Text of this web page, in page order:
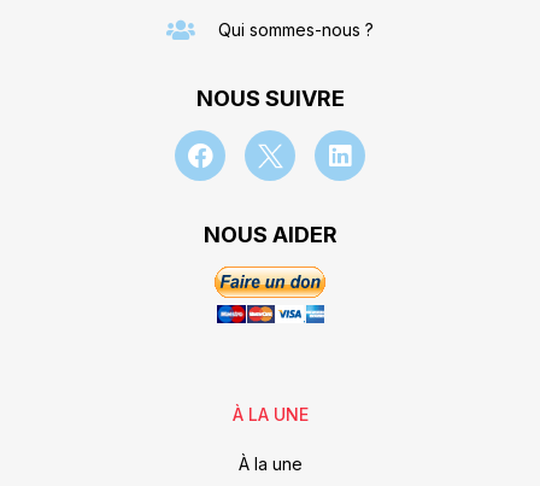
Qui sommes-nous ?
NOUS SUIVRE
NOUS AIDER
À LA UNE
À la une